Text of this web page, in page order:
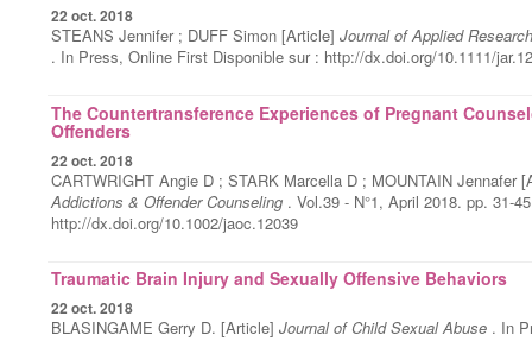
22 oct. 2018
STEANS Jennifer ; DUFF Simon [Article] Journal of Applied
. In Press, Online First Disponible sur : http://dx.doi.org/10.1111/
The Countertransference Experiences of Pregnant
Offenders
22 oct. 2018
CARTWRIGHT Angie D ; STARK Marcella D ; MOUNTAIN Jennafer
Addictions & Offender Counseling . Vol.39 - N°1, April 2018. pp. 31-
http://dx.doi.org/10.1002/jaoc.12039
Traumatic Brain Injury and Sexually Offensive Behaviors
22 oct. 2018
BLASINGAME Gerry D. [Article] Journal of Child Sexual Abuse . In